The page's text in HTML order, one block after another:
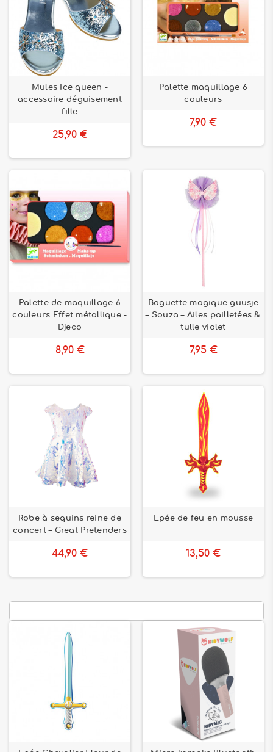
Mules Ice queen -
accessoire déguisement
fille
25,90 €
Palette maquillage 6
couleurs
7,90 €
Palette de maquillage 6
couleurs Effet métallique -
Djeco
8,90 €
Baguette magique guusje
– Souza – Ailes pailletées &
tulle violet
7,95 €
Robe à sequins reine de
concert – Great Pretenders
44,90 €
Epée de feu en mousse
13,50 €